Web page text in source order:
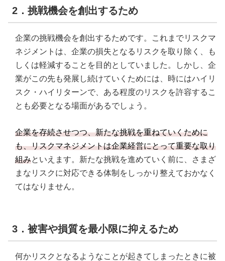
2．挑戦機会を創出するため
企業の挑戦機会を創出するためです。これまでリスクマ
ネジメントは、企業の損失となるリスクを取り除く、も
しくは軽減することを目的としていました。しかし、企
業がこの先も発展し続けていくためには、時にはハイリ
スク・ハイリターンで、ある程度のリスクを許容するこ
とも必要となる場面があるでしょう。
企業を存続させつつ、新たな挑戦を重ねていくために
も、リスクマネジメントは企業経営にとって重要な取り
組みといえます。新たな挑戦を進めていく前に、さまざ
まなリスクに対応できる体制をしっかり整えておかなく
てはなりません。
3．被害や損質を最小限に抑えるため
何かリスクとなるようなことが起きてしまったときに被